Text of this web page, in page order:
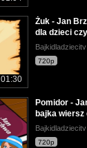
01:30
Żuk - Jan
dla dzieci
Bajkidladziecitv
720p
Pomidor -
bajka wiersz
Bajkidladziecitv
720p